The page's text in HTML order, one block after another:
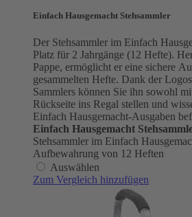
Einfach Hausgemacht Stehsammler
Der Stehsammler im Einfach
Platz für 2 Jahrgänge (12 Hefte).
Pappe, ermöglicht er eine sichere
gesammelten Hefte. Dank der
Sammlers können Sie ihn sowohl
Rückseite ins Regal stellen und
Einfach Hausgemacht-Ausgaben
Einfach Hausgemacht
Stehsammler im Einfach
Aufbewahrung von 12 Heften
Auswählen
Zum Vergleich hinzufügen